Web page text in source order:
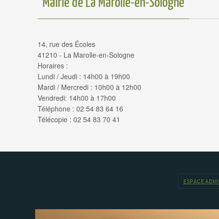
14, rue des Écoles
41210 - La Marolle-en-Sologne
Horaires :
Lundi / Jeudi : 14h00 à 19h00
Mardi / Mercredi : 10h00 à 12h00
Vendredi: 14h00 à 17h00
Téléphone : 02 54 83 64 16
Télécopie : 02 54 83 70 41
ESPACE